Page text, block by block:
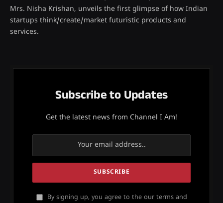
Mrs. Nisha Krishan, unveils the first glimpse of how Indian
startups think/create/market futuristic products and
services.
Subscribe to Updates
Get the latest news from Channel I Am!
By signing up, you agree to the our terms and